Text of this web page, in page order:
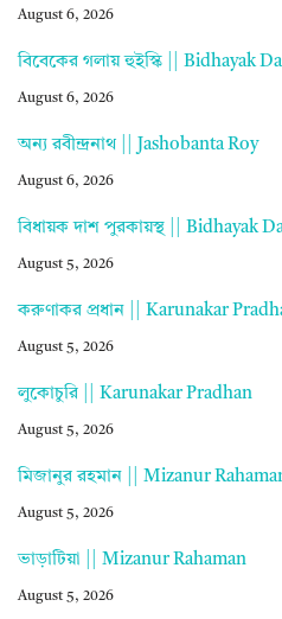
August 6, 2026
বিবেকের গলায় হুইস্কি || Bidhayak
August 6, 2026
অন্য রবীন্দ্রনাথ || Jashobanta Roy
August 6, 2026
বিধায়ক দাশ পুরকায়স্থ || Bidhayak
August 5, 2026
করুণাকর প্রধান || Karunakar
August 5, 2026
লুকোচুরি || Karunakar Pradhan
August 5, 2026
মিজানুর রহমান || Mizanur
August 5, 2026
ভাড়াটিয়া || Mizanur Rahaman
August 5, 2026